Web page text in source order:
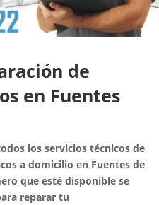
de
en Fuentes
los servicios técnicos de
a domicilio en Fuentes de
que esté disponible se
reparar tu